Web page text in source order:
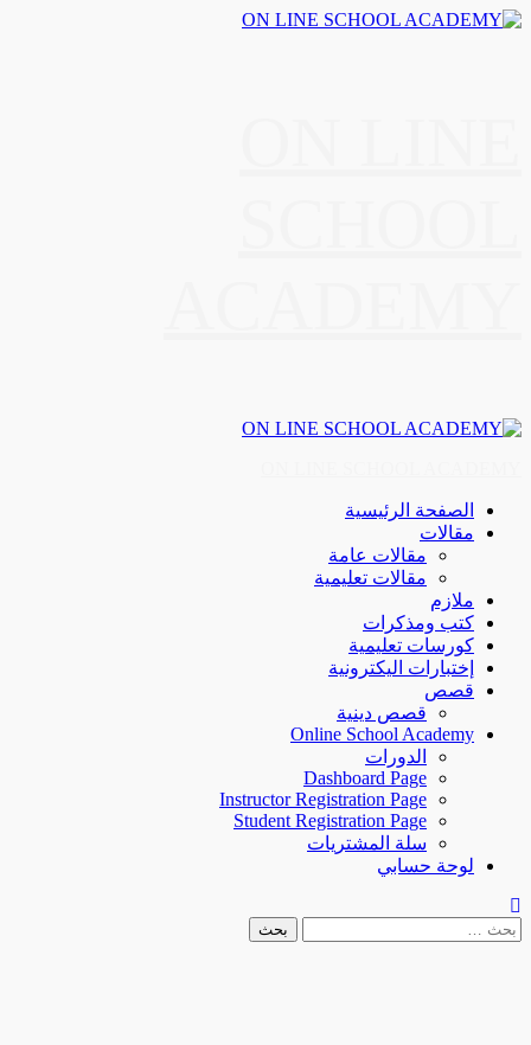
Skip
Primary
الصفحة الرئيسية
مقالات
مقالات عامة
مقالات تعليمية
ملازم
كتب ومذكرات
كورسات تعليمية
إختبارات اليكترونية
قصص
قصص دينية
Online School Academy
الدورات
Dashboard Page
Instructor Registration Page
Student Registration Page
سلة المشتريات
لوحة حسابي
البحث